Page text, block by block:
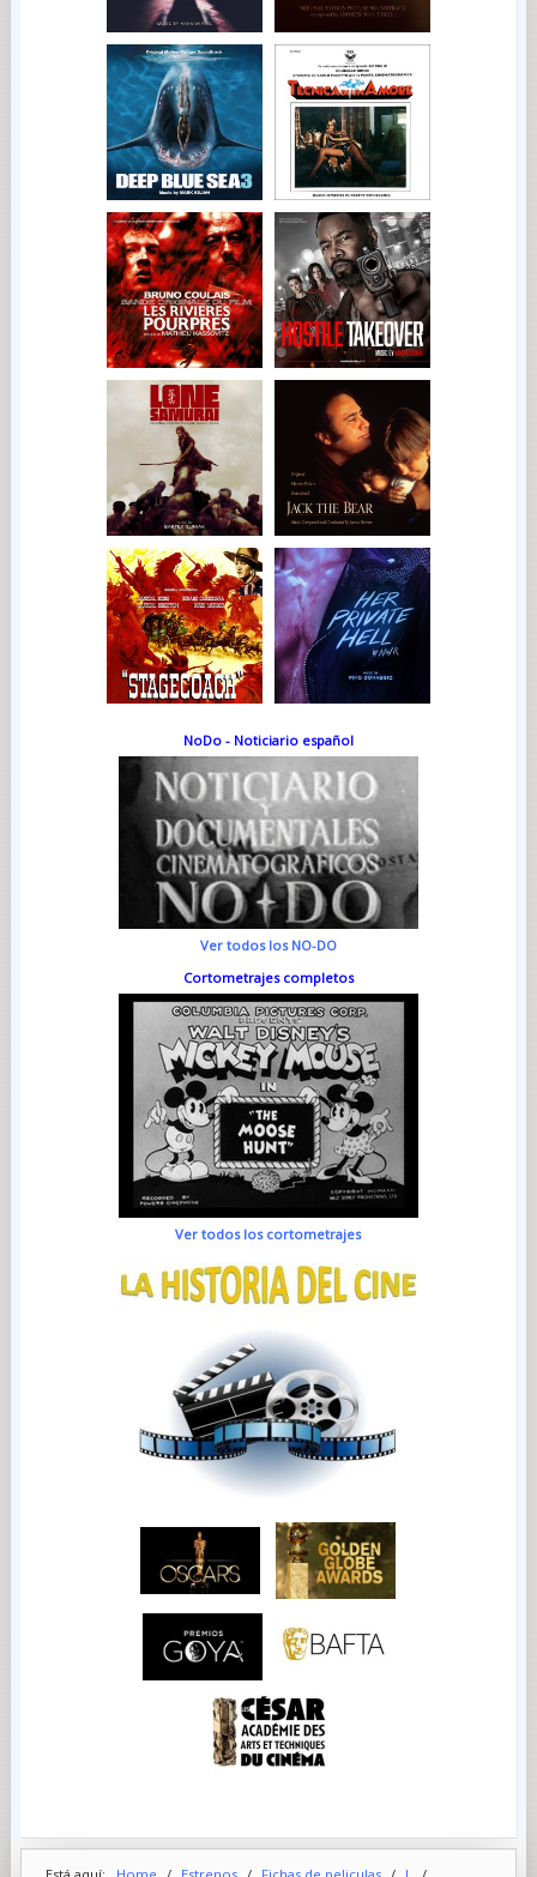
NoDo - Noticiario español
Ver todos los NO-DO
Cortometrajes completos
Ver todos los cortometrajes